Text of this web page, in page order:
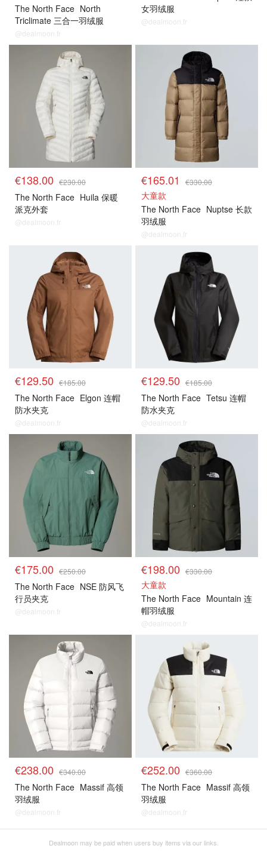
The North Face North
Triclimate 三合一羽绒服
@dealmoon.fr
女羽绒服
@dealmoon.fr
€138.00 €230.00
The North Face Huila 保暖
派克外套
@dealmoon.fr
€165.01 €330.00
大童款
The North Face Nuptse 长款
羽绒服
@dealmoon.fr
€129.50 €185.00
The North Face Elgon 连帽
防水夹克
@dealmoon.fr
€129.50 €185.00
The North Face Tetsu 连帽
防水夹克
@dealmoon.fr
€175.00 €250.00
The North Face NSE 防风飞
行员夹克
@dealmoon.fr
€198.00 €330.00
大童款
The North Face Mountain 连
帽羽绒服
@dealmoon.fr
€238.00 €340.00
The North Face Massif 高领
羽绒服
@dealmoon.fr
€252.00 €360.00
The North Face Massif 高领
羽绒服
@dealmoon.fr
Dealmoon may be paid when users buy items via our links.